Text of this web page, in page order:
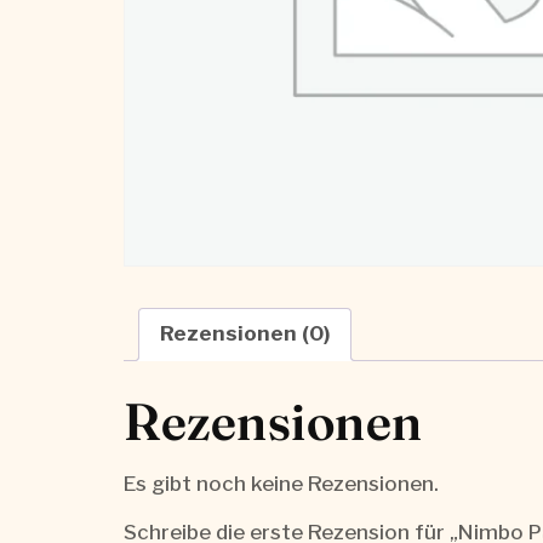
Rezensionen (0)
Rezensionen
Es gibt noch keine Rezensionen.
Schreibe die erste Rezension für „Nimbo